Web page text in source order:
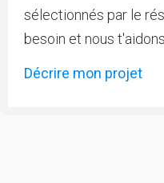
sélectionnés par le
besoin et nous
Décrire mon projet